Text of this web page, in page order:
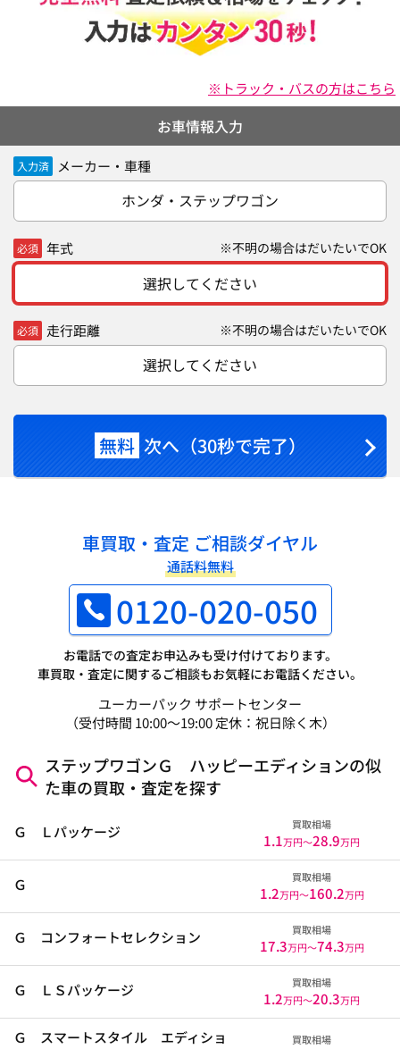
※トラック・バスの方はこちら
お車情報入力
入力済 メーカー・車種
ホンダ・ステップワゴン
必須 年式 ※不明の場合はだいたいでOK
選択してください
必須 走行距離 ※不明の場合はだいたいでOK
選択してください
無料 次へ（30秒で完了）
車買取・査定 ご相談ダイヤル
通話料無料
0120-020-050
お電話での査定お申込みも受け付けております。
車買取・査定に関するご相談もお気軽にお電話ください。
ユーカーパック サポートセンター
（受付時間 10:00～19:00 定休：祝日除く木）
ステップワゴンＧ ハッピーエディションの似
た車の買取・査定を探す
Ｇ Ｌパッケージ 買取相場
1.1万円〜28.9万円
Ｇ 買取相場
1.2万円〜160.2万円
Ｇ コンフォートセレクション 買取相場
17.3万円〜74.3万円
Ｇ ＬＳパッケージ 買取相場
1.2万円〜20.3万円
Ｇ スマートスタイル エディショ
買取相場